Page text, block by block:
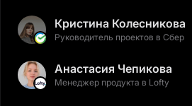
Кристина Колесникова
Руководитель проектов в Сбер
Анастасия Чепикова
Менеджер продукта в Lofty